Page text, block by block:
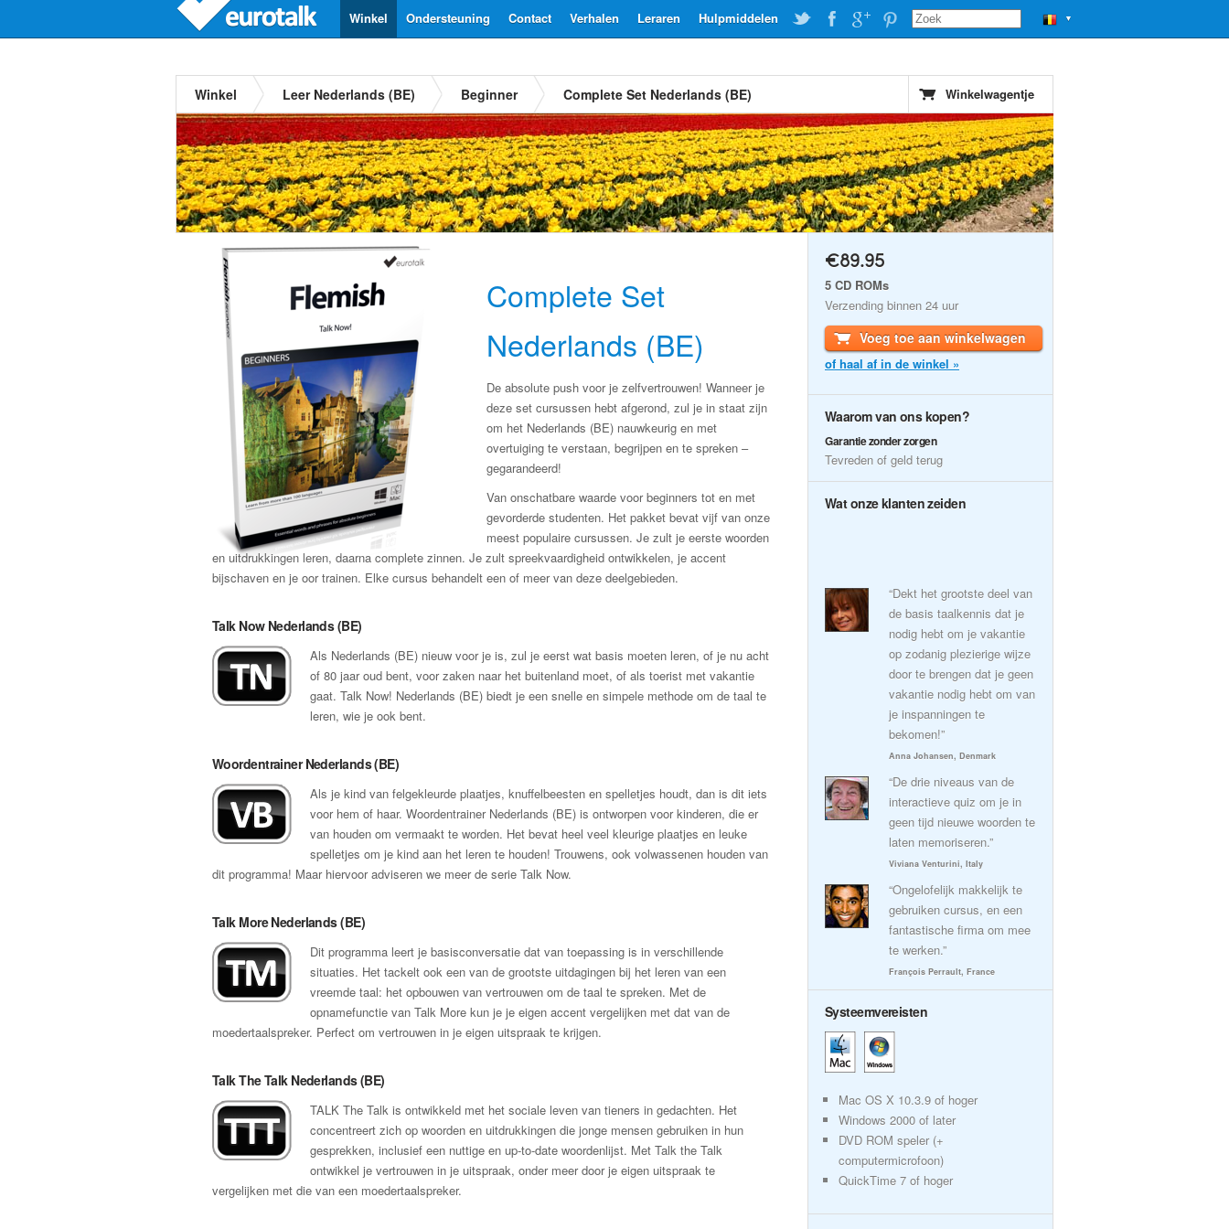
▼
Hulpmiddelen
Leraren
Verhalen
Contact
Ondersteuning
Winkel
Winkel Leer Nederlands (BE) Beginner Complete Set Nederlands (BE) Winkelwagentje
Complete Set
Nederlands (BE)
De absolute push voor je zelfvertrouwen! Wanneer je
deze set cursussen hebt afgerond, zul je in staat zijn
om het Nederlands (BE) nauwkeurig en met
overtuiging te verstaan, begrijpen en te spreken –
gegarandeerd!
Van onschatbare waarde voor beginners tot en met
gevorderde studenten. Het pakket bevat vijf van onze
meest populaire cursussen. Je zult je eerste woorden
en uitdrukkingen leren, daarna complete zinnen. Je zult spreekvaardigheid ontwikkelen, je accent
bijschaven en je oor trainen. Elke cursus behandelt een of meer van deze deelgebieden.
Talk Now Nederlands (BE)
Als Nederlands (BE) nieuw voor je is, zul je eerst wat basis moeten leren, of je nu acht
of 80 jaar oud bent, voor zaken naar het buitenland moet, of als toerist met vakantie
gaat. Talk Now! Nederlands (BE) biedt je een snelle en simpele methode om de taal te
leren, wie je ook bent.
Woordentrainer Nederlands (BE)
Als je kind van felgekleurde plaatjes, knuffelbeesten en spelletjes houdt, dan is dit iets
voor hem of haar. Woordentrainer Nederlands (BE) is ontworpen voor kinderen, die er
van houden om vermaakt te worden. Het bevat heel veel kleurige plaatjes en leuke
spelletjes om je kind aan het leren te houden! Trouwens, ook volwassenen houden van
dit programma! Maar hiervoor adviseren we meer de serie Talk Now.
Talk More Nederlands (BE)
Dit programma leert je basisconversatie dat van toepassing is in verschillende
situaties. Het tackelt ook een van de grootste uitdagingen bij het leren van een
vreemde taal: het opbouwen van vertrouwen om de taal te spreken. Met de
opnamefunctie van Talk More kun je je eigen accent vergelijken met dat van de
moedertaalspreker. Perfect om vertrouwen in je eigen uitspraak te krijgen.
Talk The Talk Nederlands (BE)
TALK The Talk is ontwikkeld met het sociale leven van tieners in gedachten. Het
concentreert zich op woorden en uitdrukkingen die jonge mensen gebruiken in hun
gesprekken, inclusief een nuttige en up-to-date woordenlijst. Met Talk the Talk
ontwikkel je vertrouwen in je uitspraak, onder meer door je eigen uitspraak te
vergelijken met die van een moedertaalspreker.
€89.95
5 CD ROMs
Verzending binnen 24 uur
Voeg toe aan winkelwagen
of haal af in de winkel »
Waarom van ons kopen?
Garantie zonder zorgen
Tevreden of geld terug
Wat onze klanten zeiden
“Dekt het grootste deel van
de basis taalkennis dat je
nodig hebt om je vakantie
op zodanig plezierige wijze
door te brengen dat je geen
vakantie nodig hebt om van
je inspanningen te
bekomen!”
Anna Johansen, Denmark
“De drie niveaus van de
interactieve quiz om je in
geen tijd nieuwe woorden te
laten memoriseren.”
Viviana Venturini, Italy
“Ongelofelijk makkelijk te
gebruiken cursus, en een
fantastische firma om mee
te werken.”
François Perrault, France
Systeemvereisten
Mac OS X 10.3.9 of hoger
Windows 2000 of later
DVD ROM speler (+
computermicrofoon)
QuickTime 7 of hoger